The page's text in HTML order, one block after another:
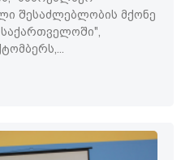
შესაძლებლობის მქონე